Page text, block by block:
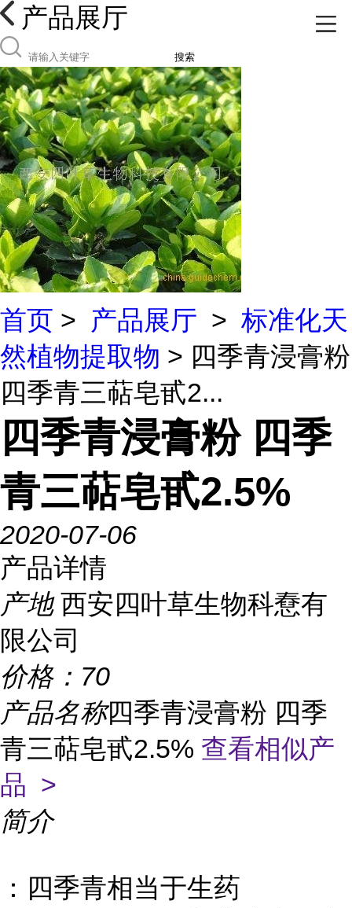
产品展厅
搜索
首页 > 产品展厅 > 标准化天
然植物提取物 > 四季青浸膏粉
四季青三萜皂甙2...
四季青浸膏粉 四季
青三萜皂甙2.5%
2020-07-06
产品详情
产地 西安四叶草生物科憃有
限公司
价格： 70
产品名称四季青浸膏粉 四季
青三萜皂甙2.5% 查看相似产
品 >
简介
：四季青相当于生药